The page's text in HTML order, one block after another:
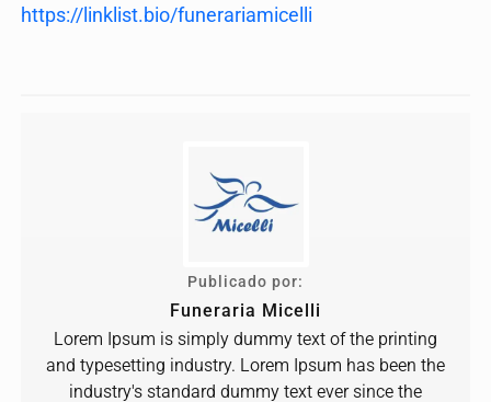
https://linklist.bio/funerariamicelli
Publicado por:
Funeraria Micelli
Lorem Ipsum is simply dummy text of the printing
and typesetting industry. Lorem Ipsum has been the
industry's standard dummy text ever since the